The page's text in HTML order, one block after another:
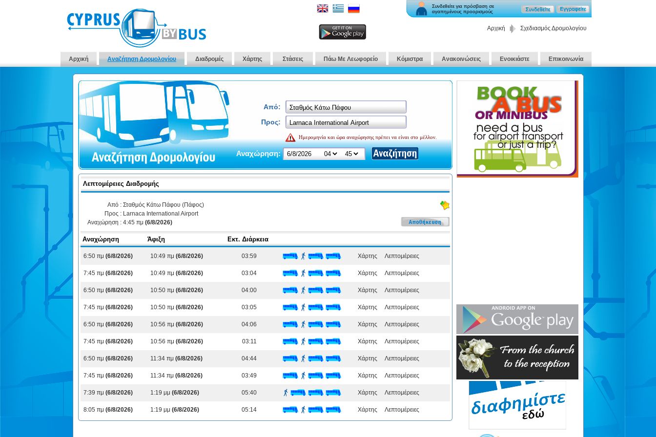
Συνδεθείτε για πρόσβαση σε
αγαπημένους προορισμούς
Αρχική Σχεδιασμός Δρομολογίου
Αρχική Αναζήτηση Δρομολογίου Διαδρομές Χάρτης Στάσεις Πάω Με Λεωφορείο Κόμιστρα Ανακοινώσεις Ενοικιάστε Επικοινωνία
Από:
Προς:
Ημερομηνία και ώρα αναχώρησης πρέπει να είναι στο μέλλον.
Αναχώρηση:
Λεπτομέρειες Διαδρομής
Από : Σταθμός Κάτω Πάφου (Πάφος)
Προς : Larnaca International Airport
Αναχώρηση : 4:45 πμ (6/8/2026)
Αναχώρηση Άφιξη Εκτ. Διάρκεια
6:50 πμ (6/8/2026) 10:49 πμ (6/8/2026) 03:59 Χάρτης Λεπτομέρειες
7:45 πμ (6/8/2026) 10:49 πμ (6/8/2026) 03:04 Χάρτης Λεπτομέρειες
6:50 πμ (6/8/2026) 10:50 πμ (6/8/2026) 04:00 Χάρτης Λεπτομέρειες
7:45 πμ (6/8/2026) 10:50 πμ (6/8/2026) 03:05 Χάρτης Λεπτομέρειες
6:50 πμ (6/8/2026) 10:56 πμ (6/8/2026) 04:06 Χάρτης Λεπτομέρειες
7:45 πμ (6/8/2026) 10:56 πμ (6/8/2026) 03:11 Χάρτης Λεπτομέρειες
6:50 πμ (6/8/2026) 11:34 πμ (6/8/2026) 04:44 Χάρτης Λεπτομέρειες
7:45 πμ (6/8/2026) 11:34 πμ (6/8/2026) 03:49 Χάρτης Λεπτομέρειες
7:39 πμ (6/8/2026) 1:19 μμ (6/8/2026) 05:40 Χάρτης Λεπτομέρειες
8:05 πμ (6/8/2026) 1:19 μμ (6/8/2026) 05:14 Χάρτης Λεπτομέρειες